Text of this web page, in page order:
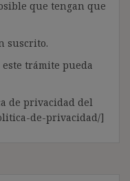
que tengan que
suscrito.
trámite pueda
de privacidad del
de-privacidad/]